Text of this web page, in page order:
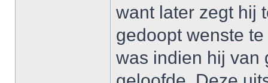
want later zegt hij
gedoopt wenste
was indien hij van